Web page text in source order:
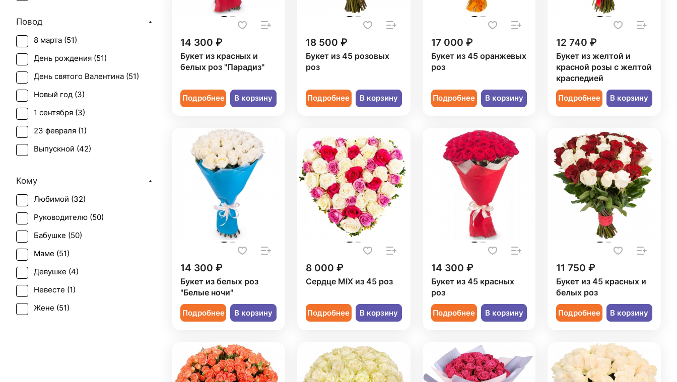
14 300 ₽
Букет из красных и
белых роз "Парадиз"
Подробнее В корзину
18 500 ₽
Букет из 45 розовых
роз
Подробнее В корзину
17 000 ₽
Букет из 45 оранжевых
роз
Подробнее В корзину
12 740 ₽
Букет из желтой и
красной розы с желтой
краспедией
Подробнее В корзину
14 300 ₽
Букет из белых роз
"Белые ночи"
Подробнее В корзину
8 000 ₽
Сердце MIX из 45 роз
Подробнее В корзину
14 300 ₽
Букет из 45 красных
роз
Подробнее В корзину
11 750 ₽
Букет из 45 красных и
белых роз
Подробнее В корзину
Повод
8 марта (51)
День рождения (51)
День святого Валентина (51)
Новый год (3)
1 сентября (3)
23 февраля (1)
Выпускной (42)
День учителя (
Первое свидание (
Последний звонок (
Рождение ребенка (
Рождество (
Свадьба ( 4)
Татьянин день (
Траур (1)
Кому
Любимой (32)
Руководителю (50)
Бабушке (50)
Маме (51)
Девушке (4)
Невесте (1)
Жене (51)